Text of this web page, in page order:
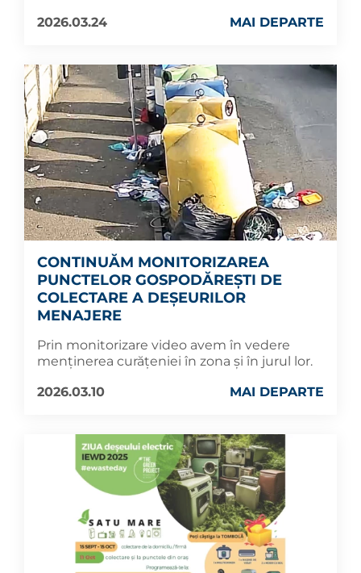
2026.03.24
MAI DEPARTE
CONTINUĂM MONITORIZAREA
PUNCTELOR GOSPODĂREȘTI DE
COLECTARE A DEȘEURILOR
MENAJERE
Prin monitorizare video avem în vedere
menținerea curățeniei în zona și în jurul lor.
2026.03.10
MAI DEPARTE